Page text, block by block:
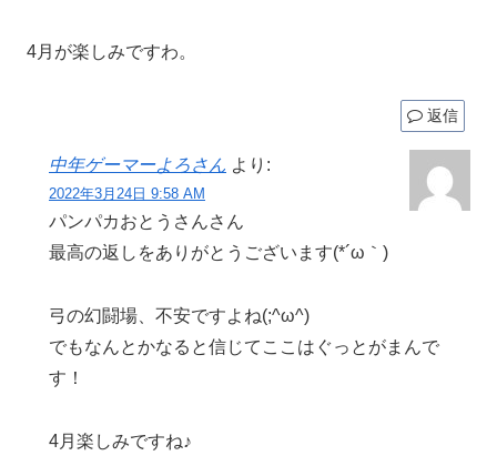
4月が楽しみですわ。
返信
中年ゲーマーよろさん より:
2022年3月24日 9:58 AM
パンパカおとうさんさん
最高の返しをありがとうございます(*´ω｀)
弓の幻闘場、不安ですよね(;^ω^)
でもなんとかなると信じてここはぐっとがまんで
す！
4月楽しみですね♪